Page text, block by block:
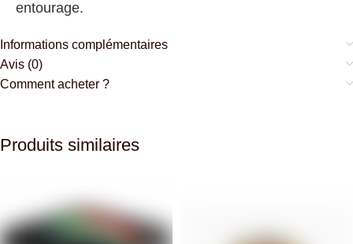
entourage.
Informations complémentaires
Avis (0)
Comment acheter ?
Produits similaires